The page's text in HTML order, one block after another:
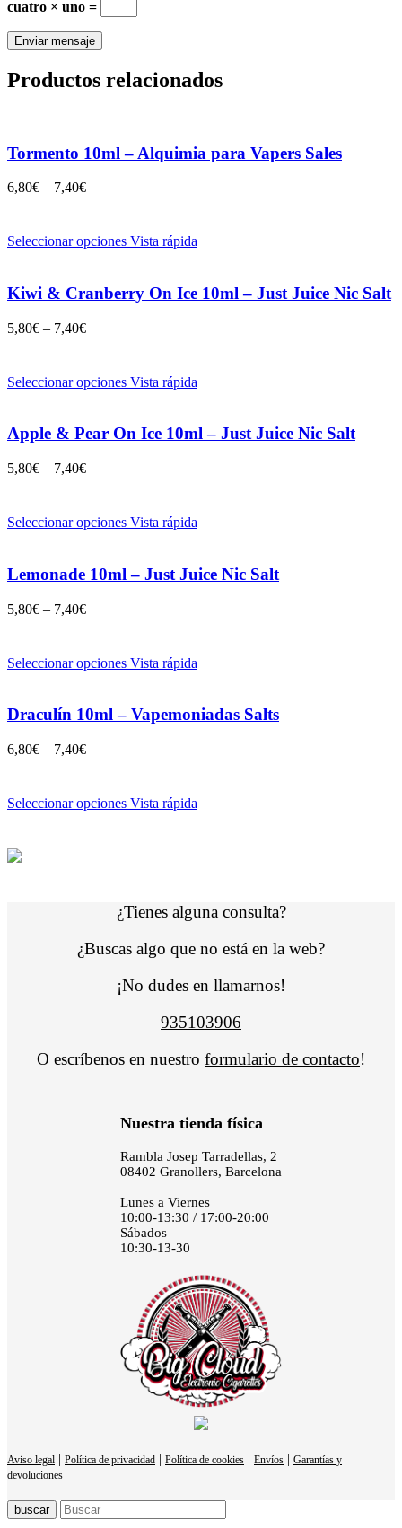
cuatro × uno =
Productos relacionados
Tormento 10ml – Alquimia para Vapers Sales
6,80€ – 7,40€
Seleccionar opciones Vista rápida
Kiwi & Cranberry On Ice 10ml – Just Juice Nic Salt
5,80€ – 7,40€
Seleccionar opciones Vista rápida
Apple & Pear On Ice 10ml – Just Juice Nic Salt
5,80€ – 7,40€
Seleccionar opciones Vista rápida
Lemonade 10ml – Just Juice Nic Salt
5,80€ – 7,40€
Seleccionar opciones Vista rápida
Draculín 10ml – Vapemoniadas Salts
6,80€ – 7,40€
Seleccionar opciones Vista rápida
¿Tienes alguna consulta?
¿Buscas algo que no está en la web?
¡No dudes en llamarnos!
935103906
O escríbenos en nuestro formulario de contacto!
Nuestra tienda física
Rambla Josep Tarradellas, 2
08402 Granollers, Barcelona
Lunes a Viernes
10:00-13:30 / 17:00-20:00
Sábados
10:30-13-30
Aviso legal | Política de privacidad | Política de cookies | Envíos | Garantías y
devoluciones
buscar